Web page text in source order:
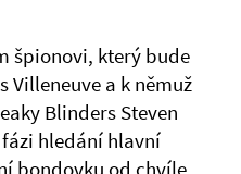
špionovi, který bude
Villeneuve a k němuž
Blinders Steven
hledání hlavní